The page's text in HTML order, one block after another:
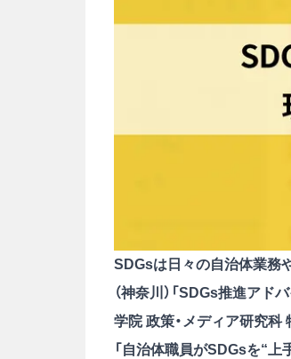
SDGsは日々の自治体業務
（神奈川）「SDGs推進アド
学院 政策・メディア研究科
「自治体職員がSDGsを“上